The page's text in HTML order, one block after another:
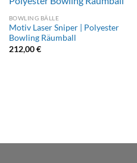
BOWLING BÄLLE
Motiv Laser Sniper | Polyester
Bowling Räumball
212,00€